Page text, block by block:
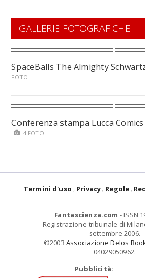
GALLERIE FOTOGRAFICHE
SpaceBalls The Almighty Schwartz
FOTO
Conferenza stampa Lucca
4 FOTO
Termini d'uso Privacy Regole
Fantascienza.com - ISSN
Registrazione tribunale di
settembre 2006.
©2003 Associazione Delos
04029050962.
Pubblicità: